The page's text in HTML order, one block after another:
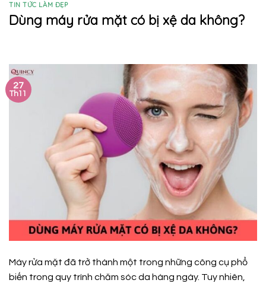
TIN TỨC LÀM ĐẸP
Dùng máy rửa mặt có bị xệ da không?
27
Th11
Máy rửa mặt đã trở thành một trong những công cụ phổ
biến trong quy trình chăm sóc da hàng ngày. Tuy nhiên,